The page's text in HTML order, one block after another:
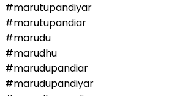
#marutupandiyar
#marutupandiar
#marudu
#marudhu
#marudupandiar
#marudupandiyar